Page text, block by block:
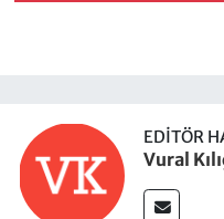
EDITÖR
Vural